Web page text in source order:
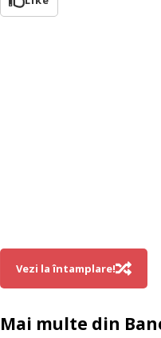
Vezi la întamplare!
Mai multe din